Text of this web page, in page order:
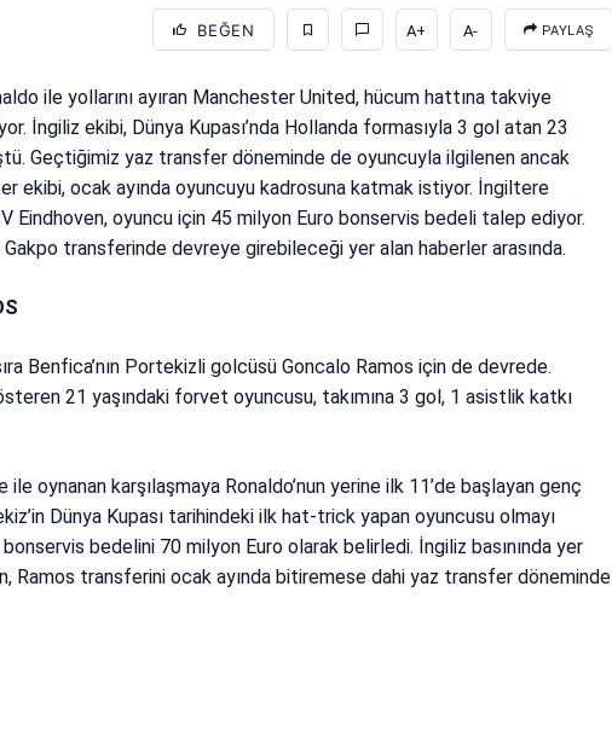
BEĞEN A+ A- PAYLAŞ
ile yollarını ayıran Manchester United, hücum hattına takviye
İngiliz ekibi, Dünya Kupası’nda Hollanda formasıyla 3 gol atan 23
Geçtiğimiz yaz transfer döneminde de oyuncuyla ilgilenen ancak
ekibi, ocak ayında oyuncuyu kadrosuna katmak istiyor. İngiltere
Eindhoven, oyuncu için 45 milyon Euro bonservis bedeli talep ediyor.
Gakpo transferinde devreye girebileceği yer alan haberler arasında.
Benfica’nın Portekizli golcüsü Goncalo Ramos için de devrede.
21 yaşındaki forvet oyuncusu, takımına 3 gol, 1 asistlik katkı
ile oynanan karşılaşmaya Ronaldo’nun yerine ilk 11’de başlayan genç
Dünya Kupası tarihindeki ilk hat-trick yapan oyuncusu olmayı
bedelini 70 milyon Euro olarak belirledi. İngiliz basınında yer
Ramos transferini ocak ayında bitiremese dahi yaz transfer döneminde